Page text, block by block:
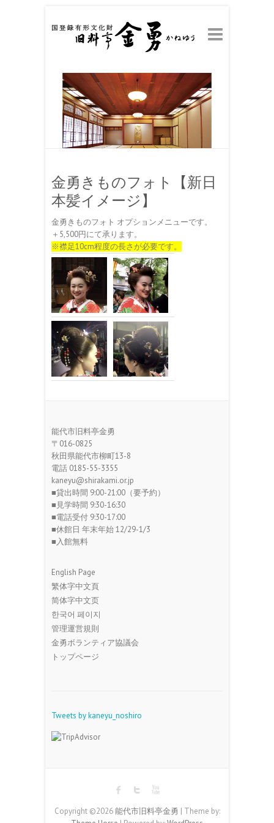
金勇きものフォト【新日
本髪イメージ】
金勇きものフォト オプションメニューです。
＋5,500円にて承ります。
※襟足10cm程度の長さが必要です。
能代市旧料亭金勇
〒016-0825
秋田県能代市柳町13-8
電話 0185-55-3355
kaneyu@shirakami.or.jp
■貸出時間 9:00-21:00（要予約）
■見学時間 9:30-16:30
■電話受付 9:30-17:00
■休館日 年末年始 12/29-1/3
■入館無料
English Page
繁体字中文頁
简体字中文页
한국어 페이지
管理運営規則
金勇ボランティア協議会
トップページ
Tweets by kaneyu_noshiro
Copyright ©2026能代市旧料亭金勇 | Theme by: